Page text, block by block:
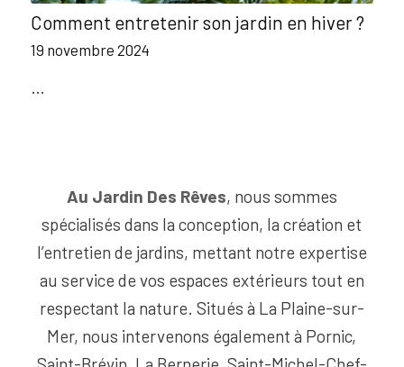
Comment entretenir son jardin en hiver ?
19 novembre 2024
…
Au Jardin Des Rêves, nous sommes
spécialisés dans la conception, la création et
l’entretien de jardins, mettant notre expertise
au service de vos espaces extérieurs tout en
respectant la nature. Situés à La Plaine-sur-
Mer, nous intervenons également à Pornic,